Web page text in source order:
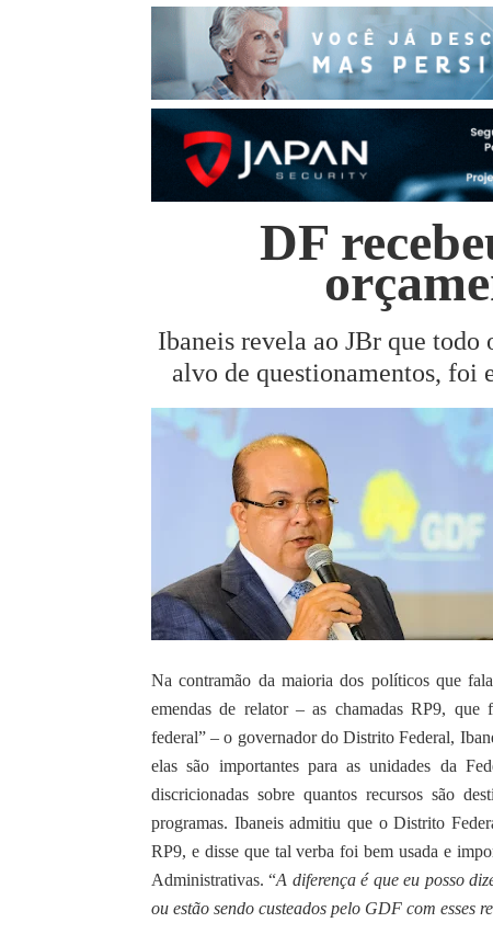
DF
Ibaneis revela ao JBr que todo
alvo de questionamentos, foi
Na contramão da maioria dos políticos que
emendas de relator – as chamadas RP9, que
federal” – o governador do Distrito Federal,
elas são importantes para as unidades da
discricionadas sobre quantos recursos são
programas. Ibaneis admitiu que o Distrito
RP9, e disse que tal verba foi bem usada e
Administrativas. “A diferença é que eu posso
ou estão sendo custeados pelo GDF com esses